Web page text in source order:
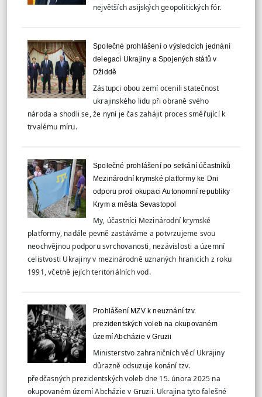
největších asijských geopolitických fór.
Společné prohlášení o výsledcích jednání
delegací Ukrajiny a Spojených států v
Džiddě
Zástupci obou zemí ocenili statečnost
ukrajinského lidu při obraně svého
národa a shodli se, že nyní je čas zahájit proces směřující k
trvalému míru.
Společné prohlášení po setkání účastníků
Mezinárodní krymské platformy ke Dni
odporu proti okupaci Autonomní republiky
Krym a města Sevastopol
My, účastníci Mezinárodní krymské
platformy, nadále pevně zastáváme a potvrzujeme svou
neochvějnou podporu svrchovanosti, nezávislosti a územní
celistvosti Ukrajiny v mezinárodně uznaných hranicích z roku
1991, včetně jejích teritoriálních vod.
Prohlášení MZV k neuznání tzv.
prezidentských voleb na okupovaném
území Abcházie v Gruzii
Ministerstvo zahraničních věcí Ukrajiny
důrazně odsuzuje konání tzv.
předčasných prezidentských voleb dne 15. února 2025 na
okupovaném území Abcházie v Gruzii. Ukrajina tyto falešné